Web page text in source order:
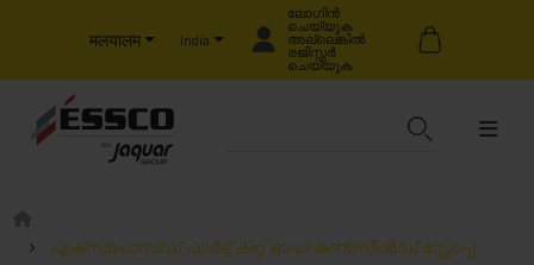
मलयालम India
ലോഗിൻ
ചെയ്യുക
അല്ലെങ്കിൽ
രജിസ്റ്റർ
ചെയ്യുക
എക്സ്പോസ്ഡ് പാർട്ട് കിറ്റ് ഓഫ് കൺസീൽഡ് സ്റ്റോപ്പ്